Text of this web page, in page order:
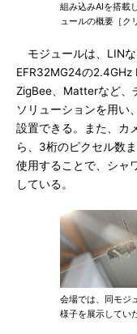
組み込みAIを搭載
ュールの概要［ク
モジュールは、LINな
EFR32MG24の2.4GHz
ZigBee、Matterなど、
ソリューションを用い
設置できる。また、カ
ら、3桁のピクセル数
使用することで、シャ
している。
会場では、同モジ
様子を展示してい